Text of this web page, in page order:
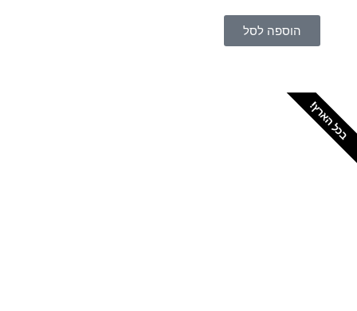
הוספה לסל
הארץ!